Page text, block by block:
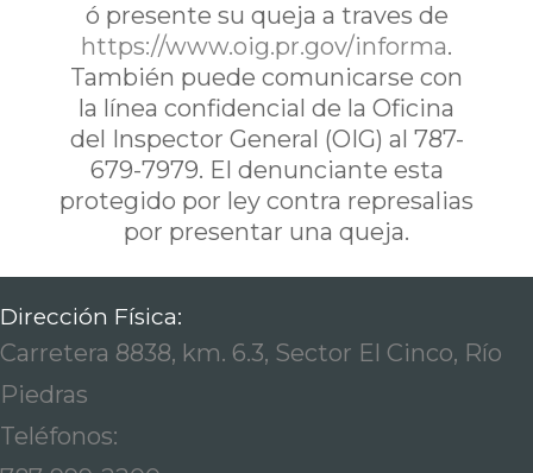
ó presente su queja a traves de
https://www.oig.pr.gov/informa.
También puede comunicarse con
la línea confidencial de la Oficina
del Inspector General (OIG) al 787-
679-7979. El denunciante esta
protegido por ley contra represalias
por presentar una queja.
Dirección Física:
Carretera 8838, km. 6.3, Sector El Cinco, Río
Piedras
Teléfonos: